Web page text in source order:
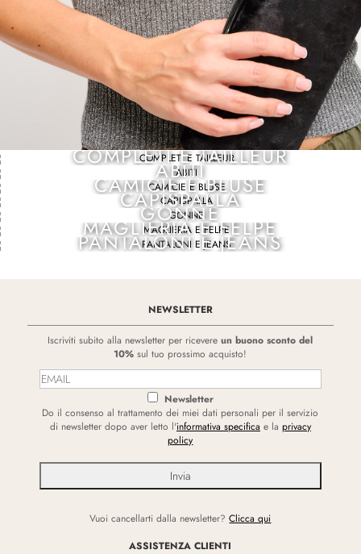
COMPLETI E TAILLEUR
ABITI
CAMICIE E BLUSE
CAPISPALLA
GONNE
MAGLIERIA E FELPE
PANTALONI E JEANS
NEWSLETTER
Iscriviti subito alla newsletter per ricevereun buono sconto del
10% sul tuo prossimo acquisto!
Newsletter
Do il consenso al trattamento dei miei dati personali per il servizio
di newsletter dopo aver letto l'informativa specifica e la privacy
policy
Vuoi cancellarti dalla newsletter?Clicca qui
ASSISTENZA CLIENTI